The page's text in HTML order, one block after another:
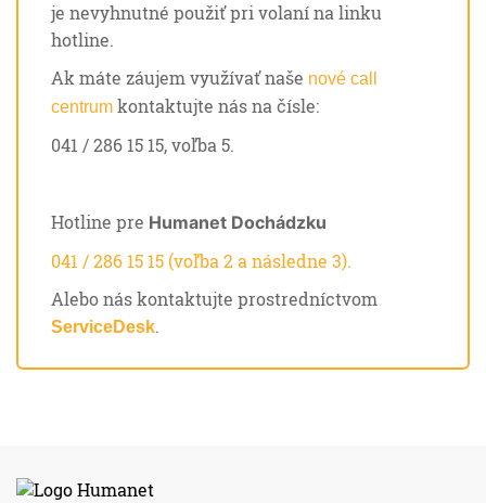
je nevyhnutné použiť pri volaní na linku
hotline.
Ak máte záujem využívať naše nové call
centrum kontaktujte nás na čísle:
041 / 286 15 15, voľba 5.
Hotline pre Humanet Dochádzku
041 / 286 15 15 (voľba 2 a následne 3).
Alebo nás kontaktujte prostredníctvom
ServiceDesk.